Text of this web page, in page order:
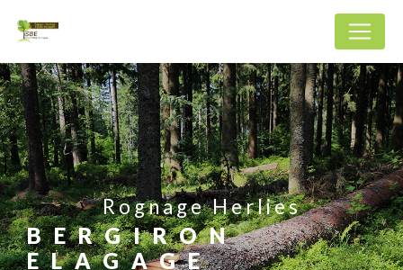
Rognage Herlies
BERGIRON
ELAGAGE